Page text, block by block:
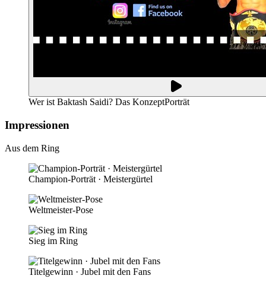
Wer ist Baktash Saidi? Das KonzeptPorträt
Impressionen
Aus dem Ring
Champion-Porträt · Meistergürtel
Weltmeister-Pose
Sieg im Ring
Titelgewinn · Jubel mit den Fans